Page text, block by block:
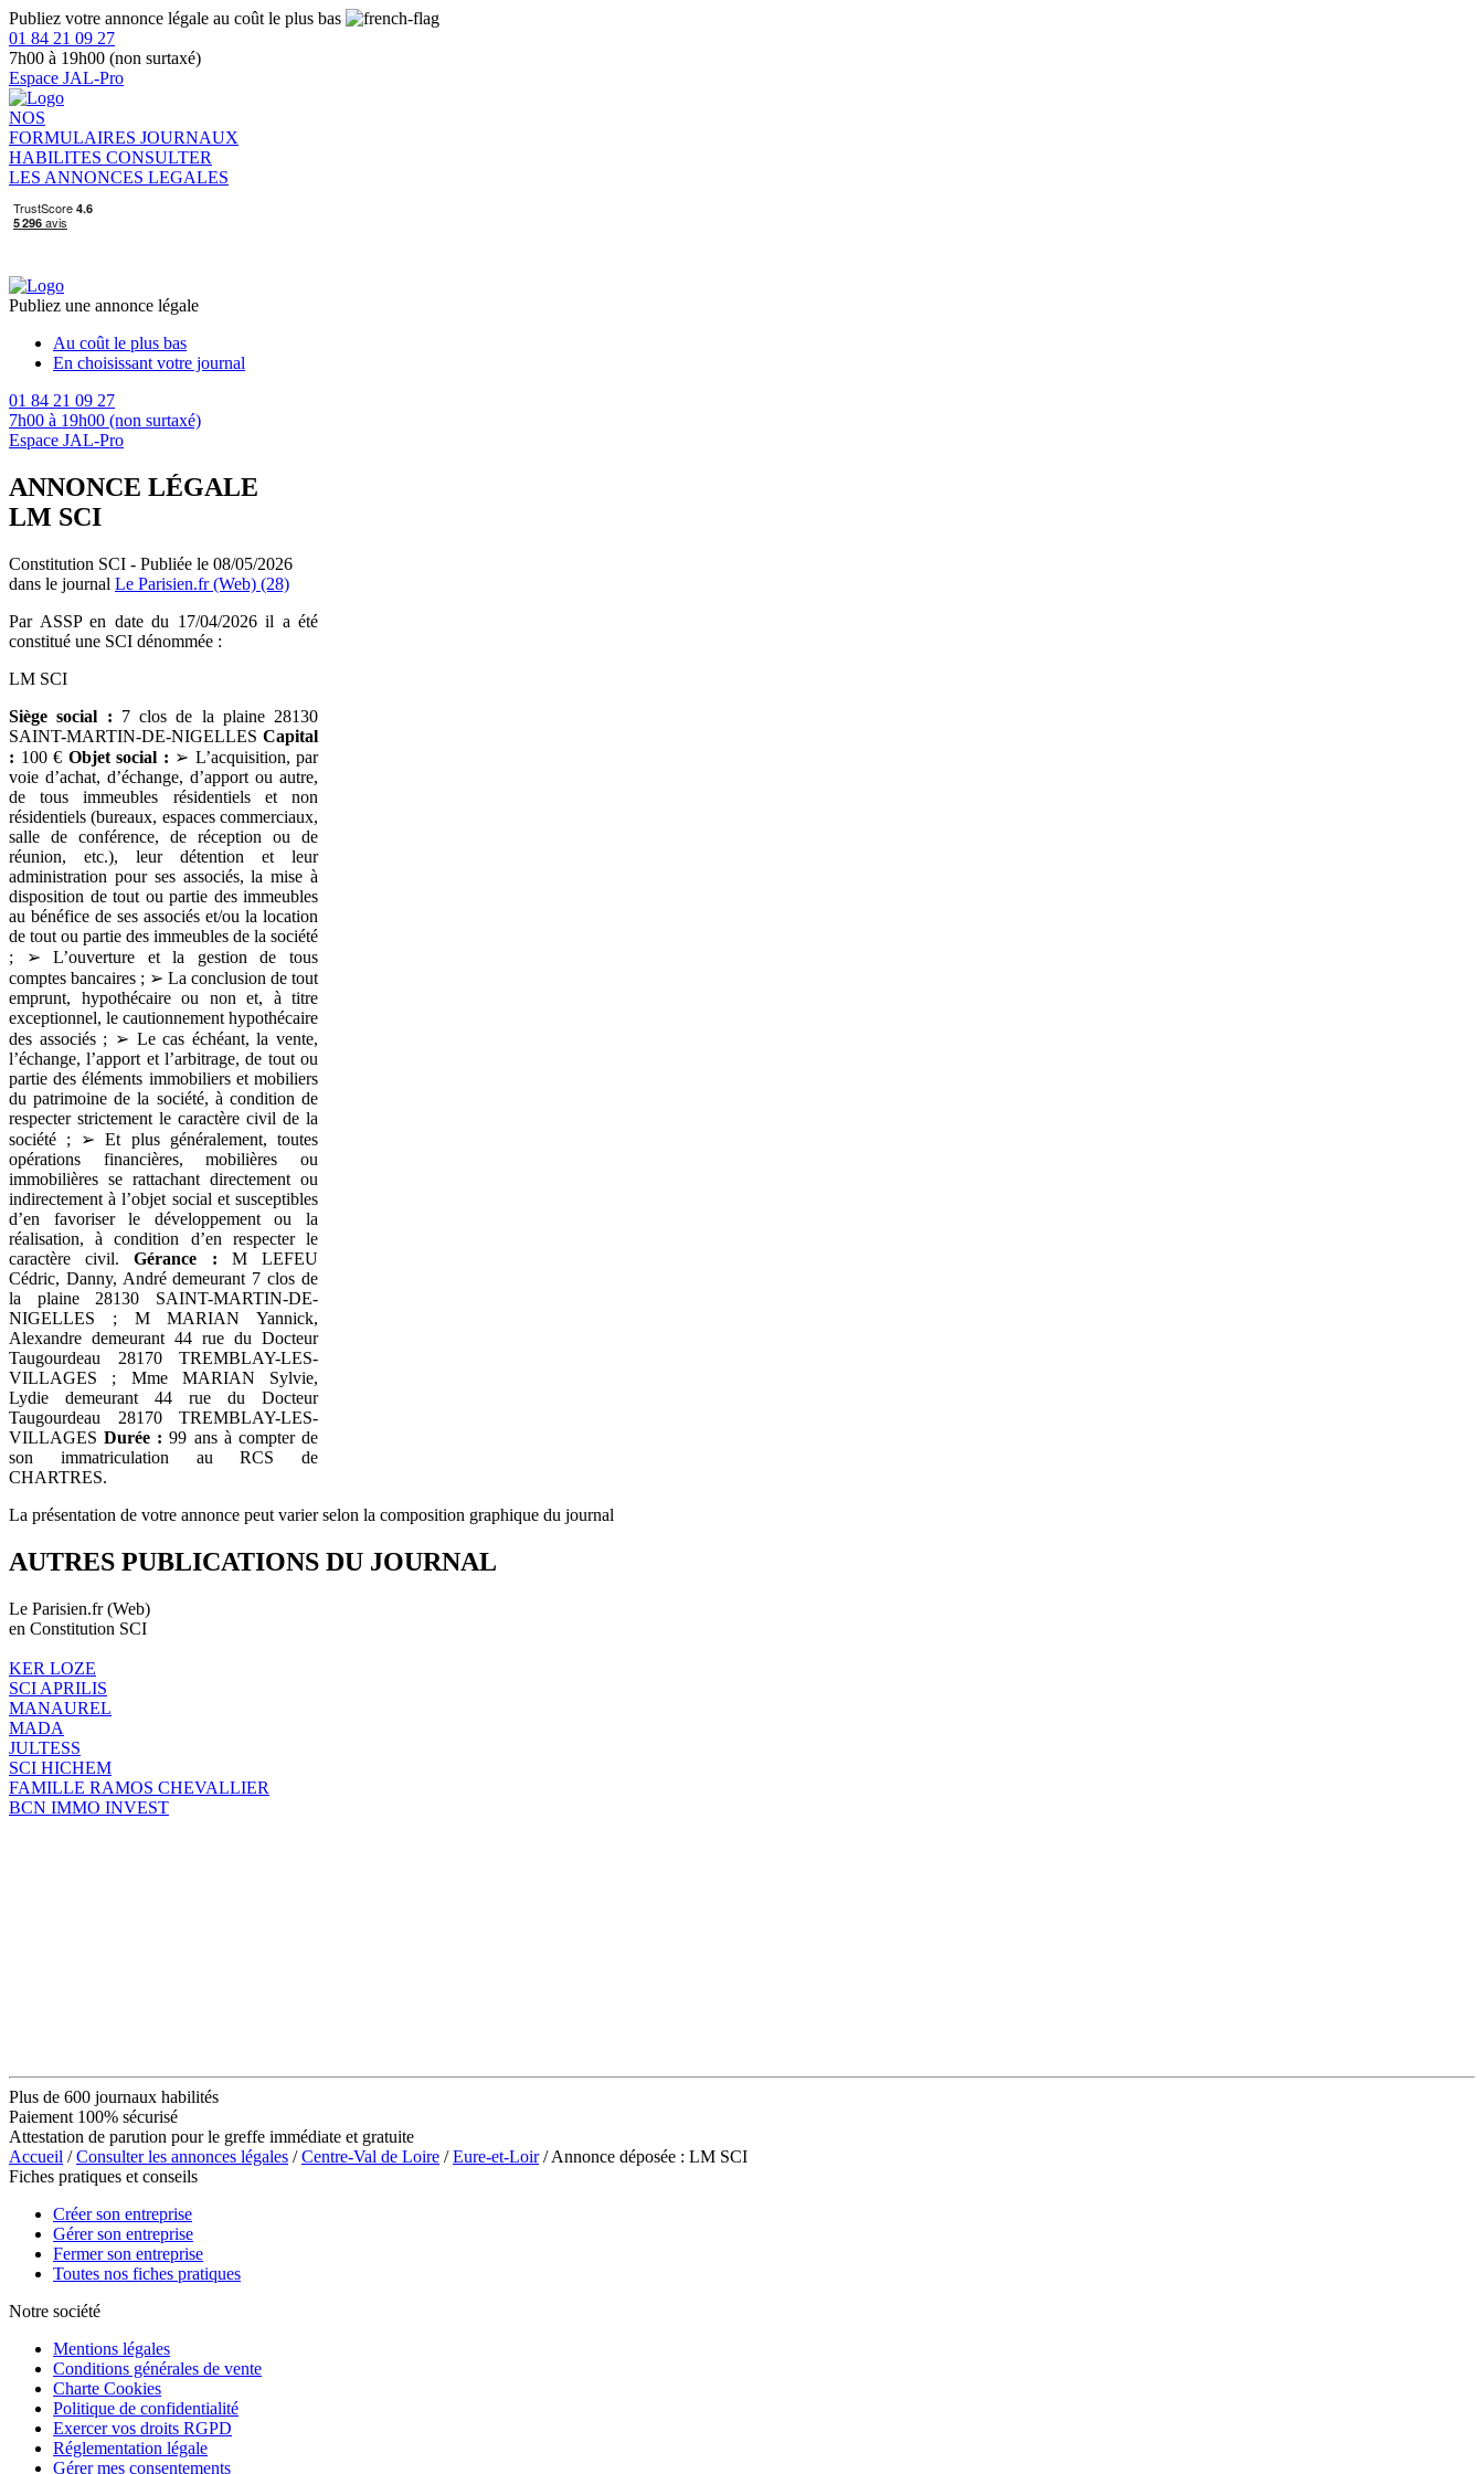
Publiez votre annonce légale au coût le plus bas
01 84 21 09 27
7h00 à 19h00 (non surtaxé)
Espace JAL-Pro
NOS
FORMULAIRES JOURNAUX
HABILITES CONSULTER
LES ANNONCES LEGALES
Publiez une annonce légale
Au coût le plus bas
En choisissant votre journal
01 84 21 09 27
7h00 à 19h00 (non surtaxé)
Espace JAL-Pro
ANNONCE LÉGALE
LM SCI
Constitution SCI - Publiée le 08/05/2026
dans le journal Le Parisien.fr (Web) (28)
Par ASSP en date du 17/04/2026 il a été
constitué une SCI dénommée :
LM SCI
Siège social : 7 clos de la plaine 28130
SAINT-MARTIN-DE-NIGELLES Capital
: 100 € Objet social : ➢ L’acquisition, par
voie d’achat, d’échange, d’apport ou autre,
de tous immeubles résidentiels et non
résidentiels (bureaux, espaces commerciaux,
salle de conférence, de réception ou de
réunion, etc.), leur détention et leur
administration pour ses associés, la mise à
disposition de tout ou partie des immeubles
au bénéfice de ses associés et/ou la location
de tout ou partie des immeubles de la société
; ➢ L’ouverture et la gestion de tous
comptes bancaires ; ➢ La conclusion de tout
emprunt, hypothécaire ou non et, à titre
exceptionnel, le cautionnement hypothécaire
des associés ; ➢ Le cas échéant, la vente,
l’échange, l’apport et l’arbitrage, de tout ou
partie des éléments immobiliers et mobiliers
du patrimoine de la société, à condition de
respecter strictement le caractère civil de la
société ; ➢ Et plus généralement, toutes
opérations financières, mobilières ou
immobilières se rattachant directement ou
indirectement à l’objet social et susceptibles
d’en favoriser le développement ou la
réalisation, à condition d’en respecter le
caractère civil.Gérance : M LEFEU
Cédric, Danny, André demeurant 7 clos de
la plaine 28130 SAINT-MARTIN-DE-
NIGELLES ; M MARIAN Yannick,
Alexandre demeurant 44 rue du Docteur
Taugourdeau 28170 TREMBLAY-LES-
VILLAGES ; Mme MARIAN Sylvie,
Lydie demeurant 44 rue du Docteur
Taugourdeau 28170 TREMBLAY-LES-
VILLAGESDurée : 99 ans à compter de
son immatriculation au RCS de
CHARTRES.
La présentation de votre annonce peut varier selon la composition graphique du journal
AUTRES PUBLICATIONS DU JOURNAL
Le Parisien.fr (Web)
en Constitution SCI
KER LOZE
SCI APRILIS
MANAUREL
MADA
JULTESS
SCI HICHEM
FAMILLE RAMOS CHEVALLIER
BCN IMMO INVEST
Plus de 600 journaux habilités
Paiement 100% sécurisé
Attestation de parution pour le greffe immédiate et gratuite
Accueil /Consulter les annonces légales /Centre-Val de Loire /Eure-et-Loir/ Annonce déposée : LM SCI
Fiches pratiques et conseils
Créer son entreprise
Gérer son entreprise
Fermer son entreprise
Toutes nos fiches pratiques
Notre société
Mentions légales
Conditions générales de vente
Charte Cookies
Politique de confidentialité
Exercer vos droits RGPD
Réglementation légale
Gérer mes consentements